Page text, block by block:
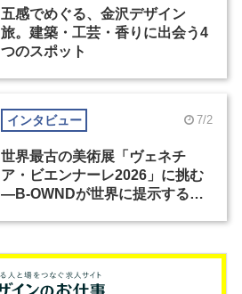
五感でめぐる、金沢デザイン
旅。建築・工芸・香りに出会う4
つのスポット
インタビュー 7/2
世界最古の美術展「ヴェネチ
ア・ビエンナーレ2026」に挑む
―B-OWNDが世界に提示する美